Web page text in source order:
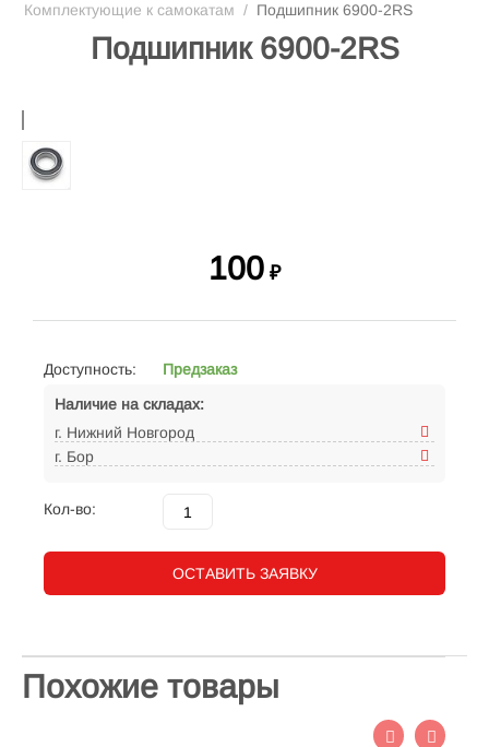
Комплектующие к самокатам / Подшипник 6900-2RS
Подшипник 6900-2RS
100 ₽
Доступность:
Предзаказ
Наличие на складах:
г. Нижний Новгород
г. Бор
Кол-во:
ОСТАВИТЬ ЗАЯВКУ
Похожие товары